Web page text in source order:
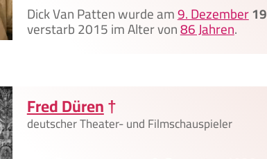
Dick Van Patten wurde am9. Dezember
verstarb 2015 im Alter von86 Jahren.
Fred Düren†
deutscher Theater- und Filmschauspieler